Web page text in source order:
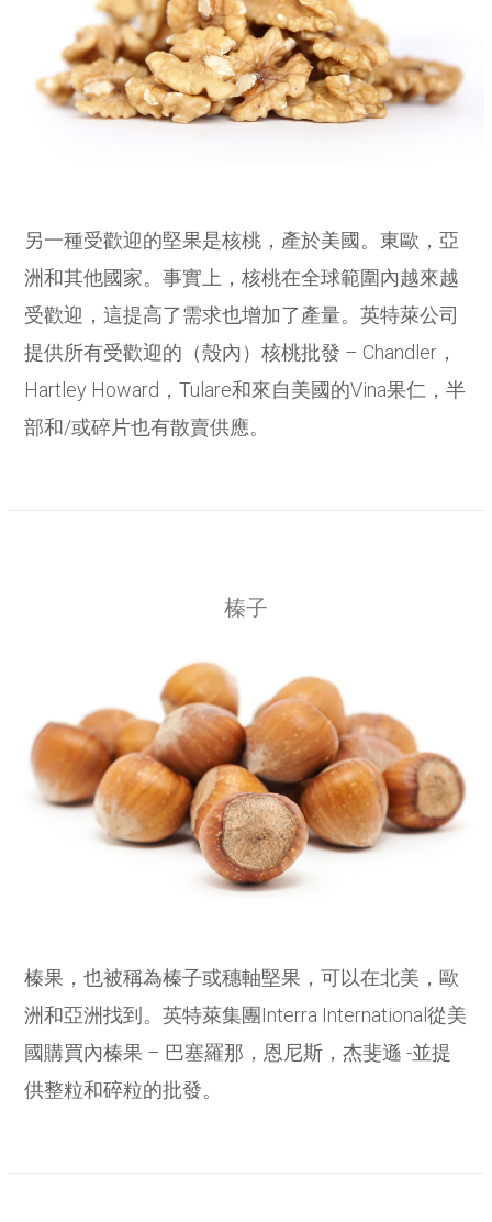
另一種受歡迎的堅果是核桃，產於美國。東歐，亞
洲和其他國家。事實上，核桃在全球範圍內越來越
受歡迎，這提高了需求也增加了產量。英特萊公司
提供所有受歡迎的（殼內）核桃批發 – Chandler，
Hartley Howard，Tulare和來自美國的Vina果仁，半
部和/或碎片也有散賣供應。
榛子
榛果，也被稱為榛子或穗軸堅果，可以在北美，歐
洲和亞洲找到。英特萊集團Interra International從美
國購買內榛果 – 巴塞羅那，恩尼斯，杰斐遜 -並提
供整粒和碎粒的批發。